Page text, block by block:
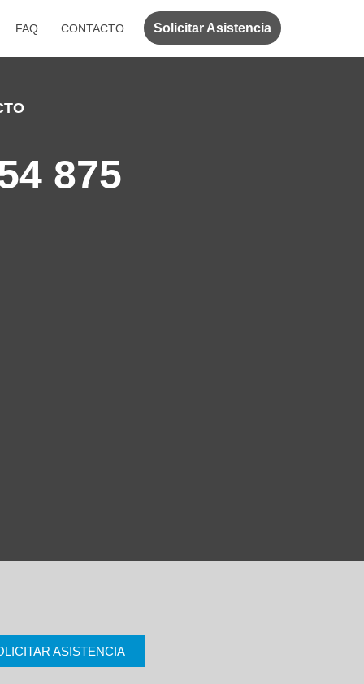
FAQ CONTACTO Solicitar Asistencia
875
ASISTENCIA